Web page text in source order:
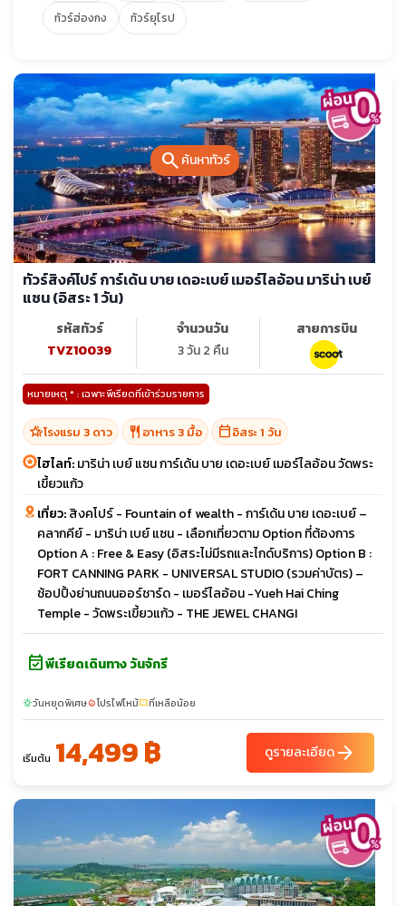
searchค้นหาทัวร์
ทัวร์ฮ่องกง
ทัวร์ยุโรป
ทัวร์สิงค์โปร์ การ์เด้น บาย เดอะเบย์ เมอร์ไลอ้อน มาริน่า เบย์
แซน (อิสระ 1 วัน)
รหัสทัวร์
TVZ10039
จำนวนวัน
3 วัน 2 คืน
สายการบิน
หมายเหตุ * : เฉพาะพีเรียดที่เข้าร่วมรายการ
hotel_classโรงแรม 3 ดาว restaurant อาหาร 3 มื้อ calendar_todayอิสระ 1 วัน
ไฮไลท์:มาริน่า เบย์ แซน การ์เด้น บาย เดอะเบย์ เมอร์ไลอ้อน วัดพระ
เขี้ยวแก้ว
เที่ยว:สิงคโปร์ - Fountain of wealth - การ์เด้น บาย เดอะเบย์ –
คลากคีย์ - มาริน่า เบย์ แซน - เลือกเที่ยวตาม Option ที่ต้องการ
Option A : Free & Easy (อิสระไม่มีรถและไกด์บริการ) Option B :
FORT CANNING PARK - UNIVERSAL STUDIO (รวมค่าบัตร) –
ช้อปปิ้งย่านถนนออร์ชาร์ด - เมอร์ไลอ้อน -Yueh Hai Ching
Temple - วัดพระเขี้ยวแก้ว - THE JEWEL CHANGI
event_availableพีเรียดเดินทาง วันจักรี
sunnyวันหยุดพิเศษlocal_fire_departmentโปรไฟไหม้confirmation_numberที่เหลือน้อย
เริ่มต้น 14,499 ฿ ดูรายละเอียดarrow_forward